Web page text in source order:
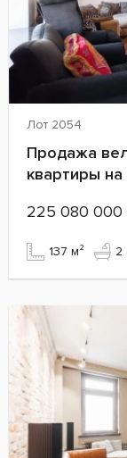
Лот 2054
Продажа
квартиры
225 080 000
137 м² 2